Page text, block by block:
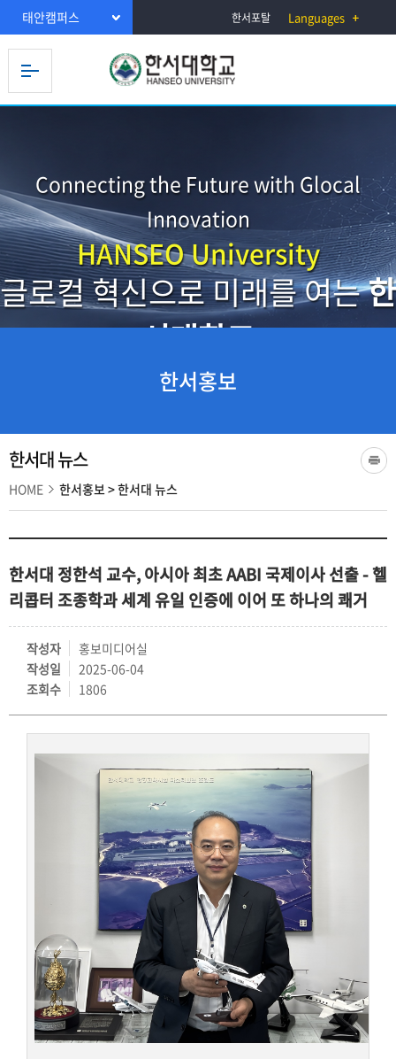
태안캠퍼스 한서포탈 Languages
Connecting the Future with Glocal
Innovation
HANSEO University
글로컬 혁신으로 미래를 여는한
서대학교
한서홍보
한서대 뉴스
HOME 한서홍보>한서대 뉴스
한서대 정한석 교수, 아시아 최초 AABI 국제이사 선출 - 헬
리콥터 조종학과 세계 유일 인증에 이어 또 하나의 쾌거
작성자
홍보미디어실
작성일
2025-06-04
조회수
1806